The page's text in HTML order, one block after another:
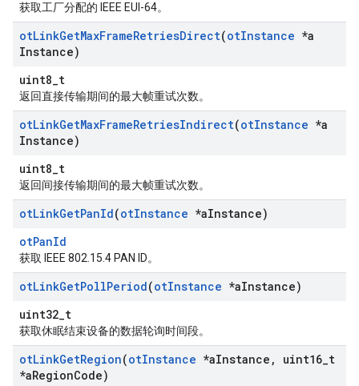
获取工厂分配的 IEEE EUI-64。
otLinkGetMaxFrameRetriesDirect(otInstance *a
Instance)
uint8_t
返回直接传输期间的最大帧重试次数。
otLinkGetMaxFrameRetriesIndirect(otInstance *a
Instance)
uint8_t
返回间接传输期间的最大帧重试次数。
otLinkGetPanId(otInstance *aInstance)
otPanId
获取 IEEE 802.15.4 PAN ID。
otLinkGetPollPeriod(otInstance *aInstance)
uint32_t
获取休眠结束设备的数据轮询时间段。
otLinkGetRegion(otInstance *aInstance , uint16 t
*aRegionCode)